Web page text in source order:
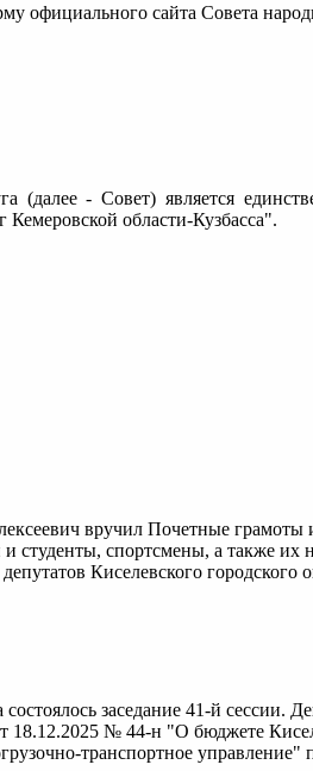
официального сайта Совета
(далее - Совет) является
области-Кузбасса".
вручил Почетные
спортсмены, а также их
Киселевского
заседание 41-й
18.12.2025 № 44-н "О бюджете
транспортное